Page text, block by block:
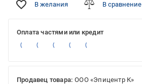
В желания В сравнение
Оплата частями или кредит
Продавец товара: ООО «Эпицентр К»